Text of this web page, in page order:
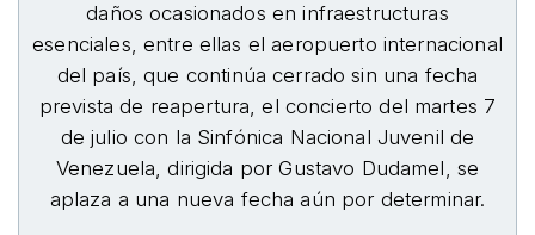
daños ocasionados en infraestructuras
esenciales, entre ellas el aeropuerto internacional
del país, que continúa cerrado sin una fecha
prevista de reapertura, el concierto del martes 7
de julio con la Sinfónica Nacional Juvenil de
Venezuela, dirigida por Gustavo Dudamel, se
aplaza a una nueva fecha aún por determinar.